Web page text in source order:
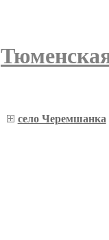
село Черемшанка